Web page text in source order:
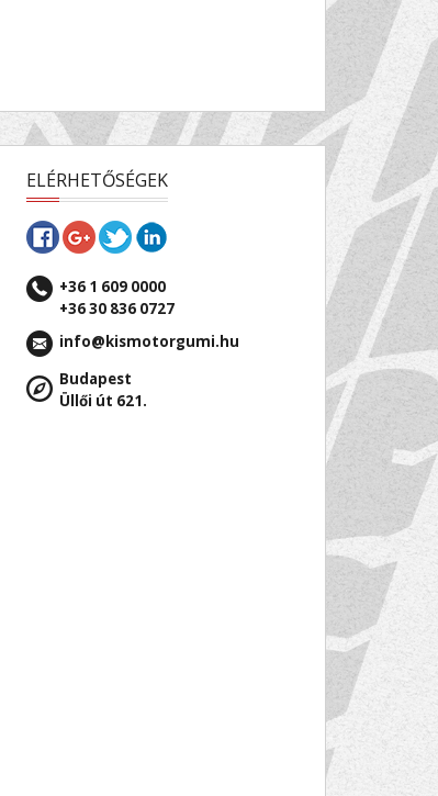
ELÉRHETŐSÉGEK
+36 1 609 0000
+36 30 836 0727
info@kismotorgumi.hu
Budapest
Üllői út 621.